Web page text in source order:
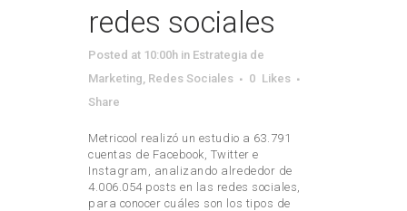
redes sociales
Posted at 10:00h in Estrategia de
Marketing Redes Sociales 0 Likes
Share
Metricool realizó un estudio a 63.791
cuentas de Facebook, Twitter e
Instagram, analizando alrededor de
4.006.054 posts en las redes sociales,
para conocer cuáles son los tipos de